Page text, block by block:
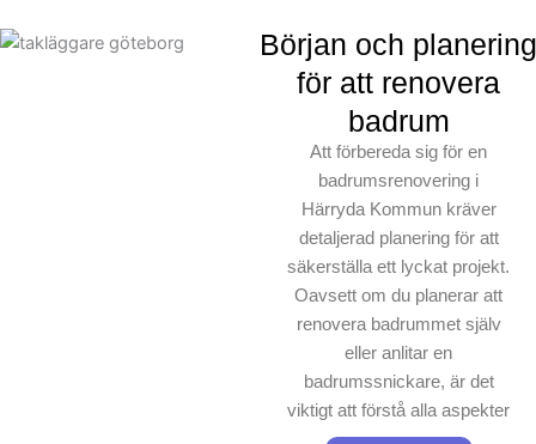
Början och
för att renovera
badrum
Att förbereda sig för en
badrumsrenovering i
Härryda Kommun kräver
detaljerad planering för att
säkerställa ett lyckat projekt.
Oavsett om du planerar att
renovera badrummet själv
eller anlitar en
badrumssnickare, är det
viktigt att förstå alla aspekter
av badrumsrenovering.